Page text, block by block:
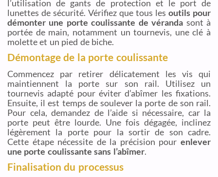
l’utilisation de gants de protection et le port de
lunettes de sécurité. Vérifiez que tous les outils pour
démonter une porte coulissante de véranda sont à
portée de main, notamment un tournevis, une clé à
molette et un pied de biche.
Démontage de la porte coulissante
Commencez par retirer délicatement les vis qui
maintiennent la porte sur son rail. Utilisez un
tournevis adapté pour éviter d’abîmer les fixations.
Ensuite, il est temps de soulever la porte de son rail.
Pour cela, demandez de l’aide si nécessaire, car la
porte peut être lourde. Une fois dégagée, inclinez
légèrement la porte pour la sortir de son cadre.
Cette étape nécessite de la précision pour enlever
une porte coulissante sans l’abîmer.
Finalisation du processus